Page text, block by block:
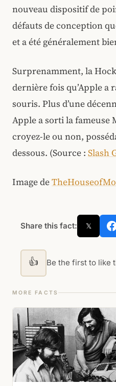
nouveau dispositif de
défauts de conception
et a été généralement
Surprenamment, la
dernière fois qu’Apple a
souris. Plus d’une
Apple a sorti la fameuse
croyez-le ou non,
dessous. (Source : Slash
Image de
Share this fact: 𝕏
👍 Be the first to like
MORE FACTS